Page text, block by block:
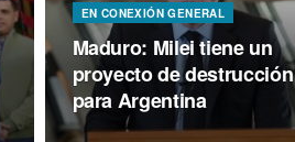
EN CONEXIÓN GENERAL
Maduro: Milei tiene un
proyecto de destrucción
para Argentina